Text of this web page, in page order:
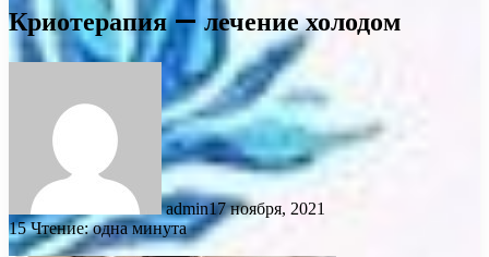
Криотерапия — лечение холодом
admin17 ноября, 2021
15Чтение: одна минута